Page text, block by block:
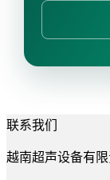
联系我们
越南超声设备有